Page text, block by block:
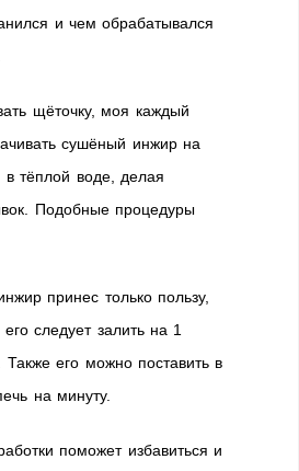
и чем обрабатывался
щёточку, моя каждый
сушёный инжир на
в тёплой воде, делая
Подобные процедуры
принес только пользу,
следует залить на 1
Также его можно поставить в
на минуту.
поможет избавиться и